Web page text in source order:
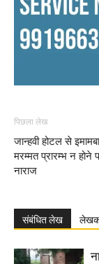
पिछला लेख
जान्हवी होटल से
मरम्मत प्रारम्भ न होने
नाराज
संबंधित लेख